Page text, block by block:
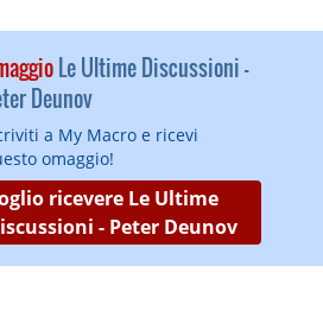
Le Ultime Discussioni -
Deunov
a My Macro e ricevi
omaggio!
ricevere Le Ultime
- Peter Deunov